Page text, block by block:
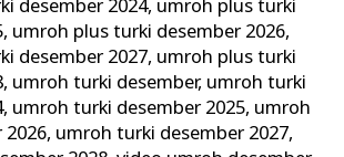
desember 2024, umroh plus turki
, umroh plus turki desember 2026,
desember 2027, umroh plus turki
, umroh turki desember, umroh turki
, umroh turki desember 2025, umroh
2026, umroh turki desember 2027,